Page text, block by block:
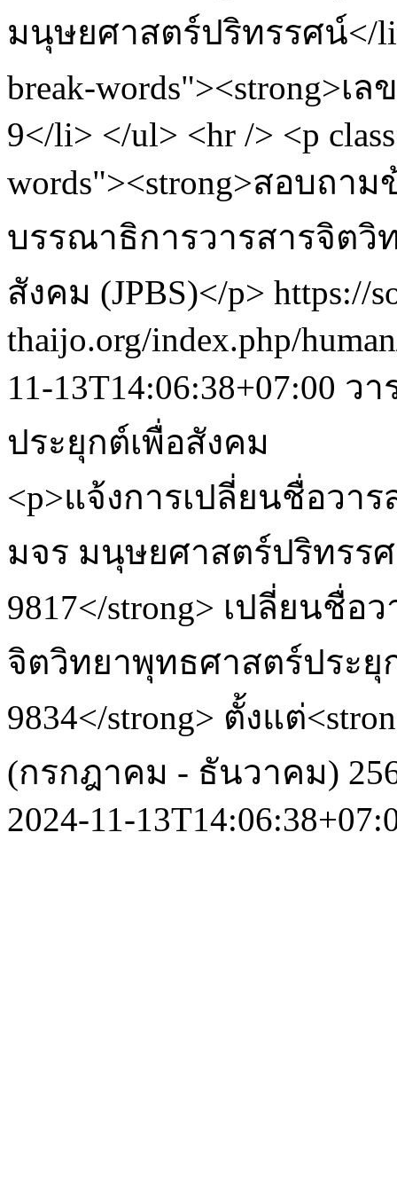
มนุษยศาสตร์ปริทรรศน์</
break-words"><strong>เ
9</li> </ul> <hr /> <p
words"><strong>สอบถา
บรรณาธิการวารสารจิตวิ
สังคม (JPBS)</p> https://
thaijo.org/index.php/
11-13T14:06:38+07:00 วา
ประยุกต์เพื่อสังคม
<p>แจ้งการเปลี่ยนชื่อวาร
มจร มนุษยศาสตร์ปริทรรศ
9817</strong> เปลี่ยนชื่อ
จิตวิทยาพุทธศาสตร์ประยุก
9834</strong> ตั้งแต่
(กรกฎาคม - ธันวาคม)
2024-11-